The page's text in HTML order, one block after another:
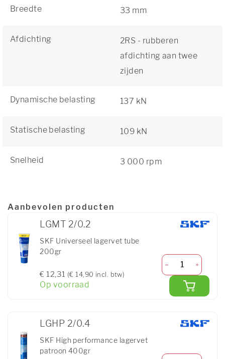
Breedte 33 mm
Afdichting
2RS - rubberen
afdichting aan twee
zijden
Dynamische belasting 137 kN
Statische belasting 109 kN
Snelheid 3 000 rpm
Aanbevolen producten
LGMT 2/0.2
SKF Universeel lagervet tube
200gr
€ 12,31 (€ 14,90 incl. btw)
Op voorraad
LGHP 2/0.4
SKF High performance lagervet
patroon 400gr